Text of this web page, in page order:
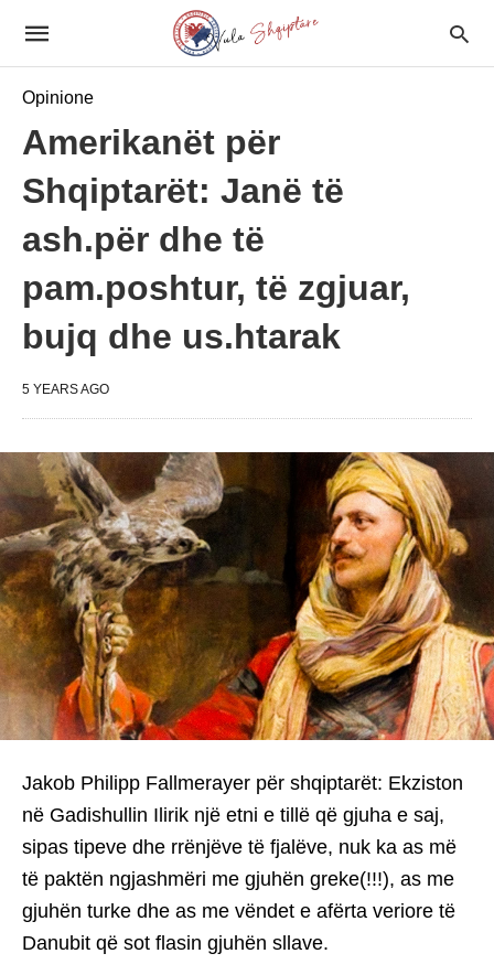
Opinione
Amerikanët për
Shqiptarët: Janë të
ash.për dhe të
pam.poshtur, të zgjuar,
bujq dhe us.htarak
5 YEARS AGO
Jakob Philipp Fallmerayer për shqiptarët: Ekziston
në Gadishullin Ilirik një etni e tillë që gjuha e saj,
sipas tipeve dhe rrënjëve të fjalëve, nuk ka as më
të paktën ngjashmëri me gjuhën greke(!!!), as me
gjuhën turke dhe as me vëndet e afërta veriore të
Danubit që sot flasin gjuhën sllave.